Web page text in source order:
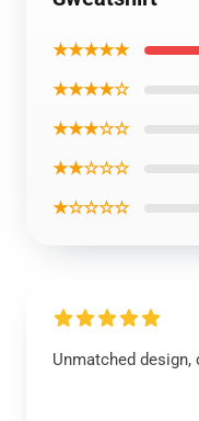
★★★★★
★★★★☆
★★★☆☆
★★☆☆☆
★☆☆☆☆
Unmatched